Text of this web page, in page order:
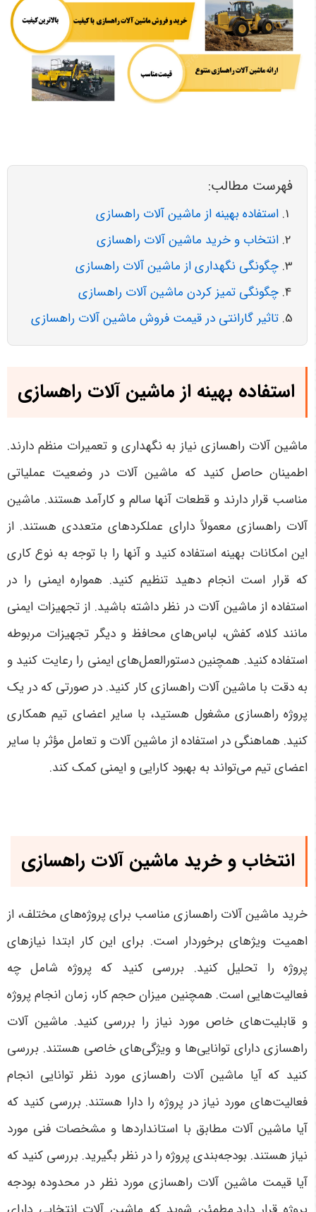
فهرست مطالب:
استفاده بهینه از ماشین آلات راهسازی
انتخاب و خرید ماشین آلات راهسازی
چگونگی نگهداری از ماشین آلات راهسازی
چگونگی تمیز کردن ماشین آلات راهسازی
تاثیر گارانتی در قیمت فروش ماشین آلات راهسازی
استفاده بهینه از ماشین آلات راهسازی
ماشین آلات راهسازی نیاز به نگهداری و تعمیرات منظم دارند.
اطمینان حاصل کنید که ماشین آلات در وضعیت عملیاتی
مناسب قرار دارند و قطعات آنها سالم و کارآمد هستند. ماشین
آلات راهسازی معمولاً دارای عملکردهای متعددی هستند. از
این امکانات بهینه استفاده کنید و آنها را با توجه به نوع کاری
که قرار است انجام دهید تنظیم کنید. همواره ایمنی را در
استفاده از ماشین آلات در نظر داشته باشید. از تجهیزات ایمنی
مانند کلاه، کفش، لباس‌های محافظ و دیگر تجهیزات مربوطه
استفاده کنید. همچنین دستورالعمل‌های ایمنی را رعایت کنید و
به دقت با ماشین آلات راهسازی کار کنید. در صورتی که در یک
پروژه راهسازی مشغول هستید، با سایر اعضای تیم همکاری
کنید. هماهنگی در استفاده از ماشین آلات و تعامل مؤثر با سایر
اعضای تیم می‌تواند به بهبود کارایی و ایمنی کمک کند.
انتخاب و خرید ماشین آلات راهسازی
خرید ماشین آلات راهسازی مناسب برای پروژه‌های مختلف، از
اهمیت ویژهای برخوردار است. برای این کار ابتدا نیازهای
پروژه را تحلیل کنید. بررسی کنید که پروژه شامل چه
فعالیت‌هایی است. همچنین میزان حجم کار، زمان انجام پروژه
و قابلیت‌های خاص مورد نیاز را بررسی کنید. ماشین آلات
راهسازی دارای توانایی‌ها و ویژگی‌های خاصی هستند. بررسی
کنید که آیا ماشین آلات راهسازی مورد نظر توانایی انجام
فعالیت‌های مورد نیاز در پروژه را دارا هستند. بررسی کنید که
آیا ماشین آلات مطابق با استانداردها و مشخصات فنی مورد
نیاز هستند. بودجه‌بندی پروژه را در نظر بگیرید. بررسی کنید که
آیا قیمت ماشین آلات راهسازی مورد نظر در محدوده بودجه